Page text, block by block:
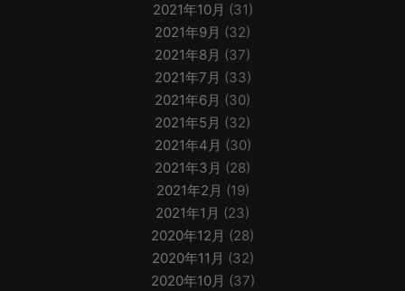
2021年10月 (31)
2021年9月 (32)
2021年8月 (37)
2021年7月 (33)
2021年6月 (30)
2021年5月 (32)
2021年4月 (30)
2021年3月 (28)
2021年2月 (19)
2021年1月 (23)
2020年12月 (28)
2020年11月 (32)
2020年10月 (37)